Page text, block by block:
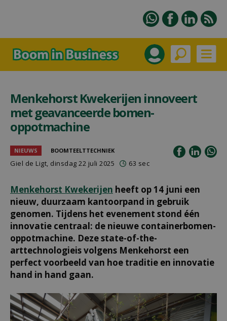
Menkehorst Kwekerijen innoveert
met geavanceerde bomen-
oppotmachine
NIEUWS BOOMTEELTTECHNIEK
Giel de Ligt, dinsdag 22 juli 2025 63 sec
Menkehorst Kwekerijen heeft op 14 juni een
nieuw, duurzaam kantoorpand in gebruik
genomen. Tijdens het evenement stond één
innovatie centraal: de nieuwe containerbomen-
oppotmachine. Deze state-of-the-
arttechnologieis volgens Menkehorst een
perfect voorbeeld van hoe traditie en innovatie
hand in hand gaan.